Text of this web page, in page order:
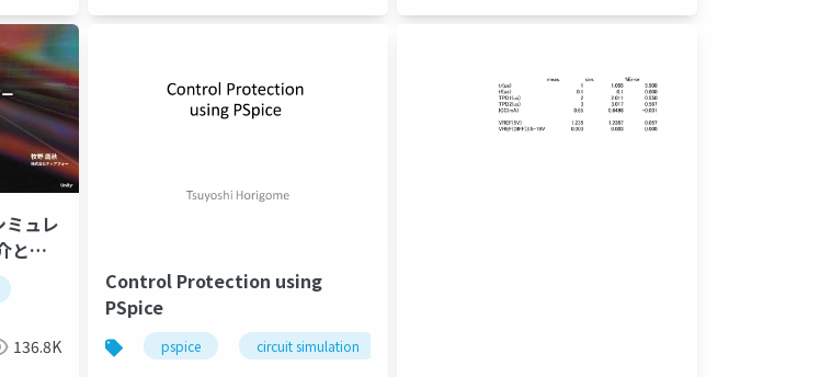
ミュレ
と実
136.8K
Control Protection using
PSpice
pspice circuit simulation